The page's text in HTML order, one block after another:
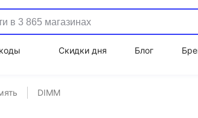
Скидки дня Блог
DIMM